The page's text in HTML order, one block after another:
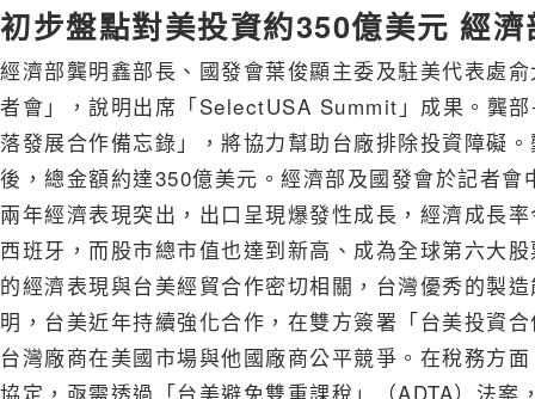
初步盤點對美投資約350億美元 經
經濟部龔明鑫部長、國發會葉俊顯主委及駐美代表處
者會」，說明出席「SelectUSA Summit」成果。龔
落發展合作備忘錄」，將協力幫助台廠排除投資障礙
後，總金額約達350億美元。經濟部及國發會於記者
兩年經濟表現突出，出口呈現爆發性成長，經濟成長
西班牙，而股市總市值也達到新高、成為全球第六大
的經濟表現與台美經貿合作密切相關，台灣優秀的製
明，台美近年持續強化合作，在雙方簽署「台美投資
台灣廠商在美國市場與他國廠商公平競爭。在稅務方
協定，亟需透過「台美避免雙重課稅」（ADTA）法